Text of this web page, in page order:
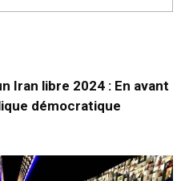
Iran libre 2024 : En avant
démocratique